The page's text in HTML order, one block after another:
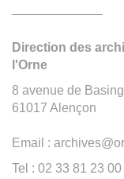
Direction des
l'Orne
8 avenue de
61017 Alençon
Email :
Tel : 02 33 81 23 00